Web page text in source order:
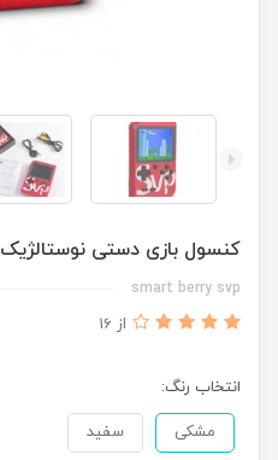
کنسول بازی دستی نوستالژیک
smart berry svp
از 16
انتخاب رنگ:
مشکی سفید